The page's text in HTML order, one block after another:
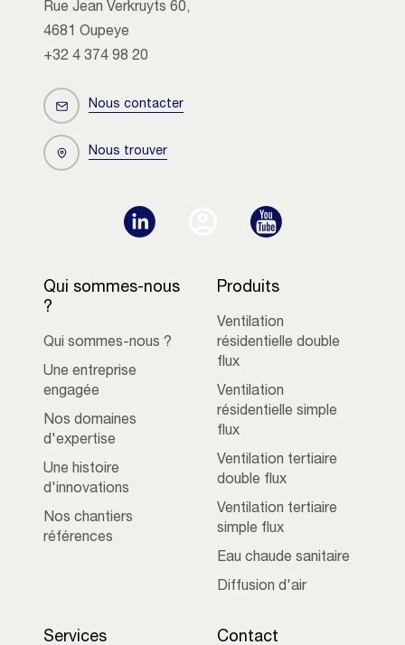
Rue Jean Verkruyts 60,
4681 Oupeye
+32 4 374 98 20
Nous contacter
Nous trouver
Qui sommes-nous
?
Qui sommes-nous ?
Une entreprise
engagée
Nos domaines
d'expertise
Une histoire
d'innovations
Nos chantiers
références
Produits
Ventilation
résidentielle double
flux
Ventilation
résidentielle simple
flux
Ventilation tertiaire
double flux
Ventilation tertiaire
simple flux
Eau chaude sanitaire
Diffusion d'air
Services Contact